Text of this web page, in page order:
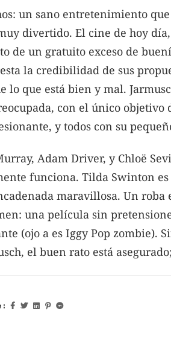
un sano entretenimiento
divertido. El cine de hoy
de un gratuito exceso de
la credibilidad de sus
lo que está bien y mal.
con el único
y todos con su
Adam Driver, y Chloë
funciona. Tilda Swinton
maravillosa. Un roba
una película sin
(ojo a es Iggy Pop zombie).
el buen rato está